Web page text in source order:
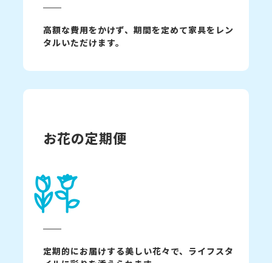
高額な費用をかけず、期間を定めて家具をレン
タルいただけます。
お花の定期便
定期的にお届けする美しい花々で、ライフスタ